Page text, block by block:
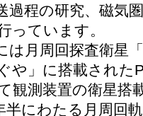
過程の研究、磁気
っています。
は月周回探査衛星
や」に搭載された
観測装置の衛星搭
半にわたる月周回